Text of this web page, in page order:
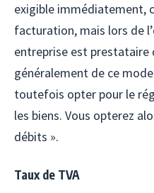
exigible immédiatement,
facturation, mais lors de
entreprise est prestataire
généralement de ce
toutefois opter pour le
les biens. Vous opterez
débits ».
Taux de TVA